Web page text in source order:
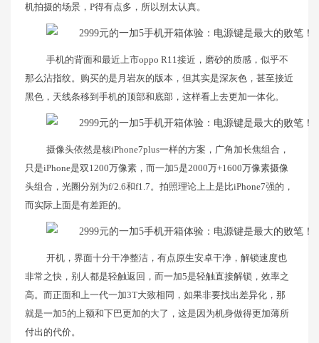
机拍摄的场景，P得有点多，所以别太认真。
手机的背面和最近上市oppo R11接近，磨砂的质感，似乎不
那么沾指纹。购买的是月岩灰的版本，但其实是深灰色，甚至接近
黑色，天线条移到手机的顶部和底部，这样看上去更加一体化。
摄像头依然是核iPhone7plus一样的方案，广角加长焦组合，
只是iPhone是双1200万像素，而一加5是2000万+1600万像素摄像
头组合，光圈分别为f/2.6和f1.7。拍照理论上上是比iPhone7强的，
而实际上面是有差距的。
开机，界面十分干净整洁，有点原生安卓干净，解锁速度也
非常之快，别人都是轻触返回，而一加5是轻触直接解锁，效率之
高。而正面和上一代一加3T大致相同，如果非要找出差异化，那
就是一加5的上额和下巴更加的大了，这是因为机身做得更加薄所
付出的代价。